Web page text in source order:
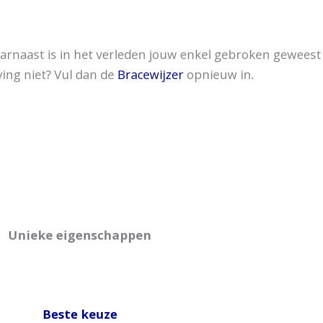
is in het verleden jouw enkel gebroken
niet? Vul dan de Bracewijzer opnieuw in.
Unieke eigenschappen
Beste keuze